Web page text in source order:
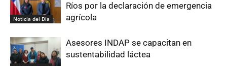
Noticia del Día
Ríos por la declaración de emergencia
agrícola
Asesores INDAP se capacitan en
sustentabilidad láctea